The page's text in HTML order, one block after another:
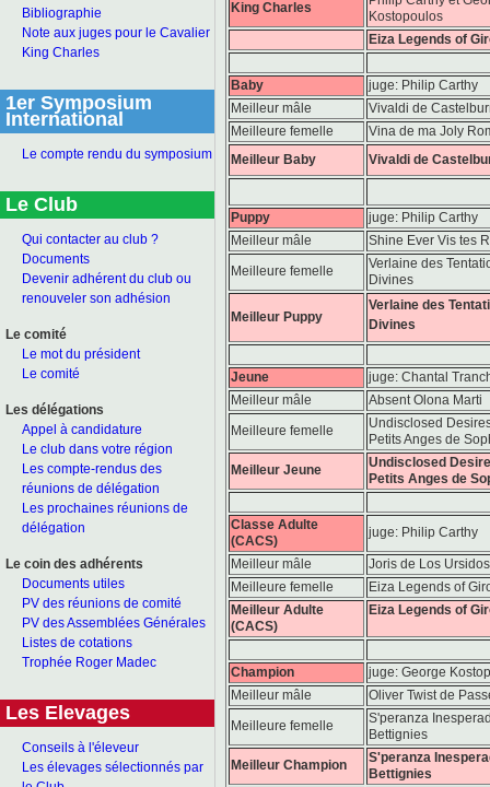
Bibliographie
Note aux juges pour le Cavalier
King Charles
1er Symposium
International
Le compte rendu du symposium
Le Club
Qui contacter au club ?
Documents
Devenir adhérent du club ou
renouveler son adhésion
Le comité
Le mot du président
Le comité
Les délégations
Appel à candidature
Le club dans votre région
Les compte-rendus des
réunions de délégation
Les prochaines réunions de
délégation
Le coin des adhérents
Documents utiles
PV des réunions de comité
PV des Assemblées Générales
Listes de cotations
Trophée Roger Madec
Les Elevages
Conseils à l'éleveur
Les élevages sélectionnés par
King Charles
Kostopoulos
Eiza Legends of
Baby
juge: Philip Carthy
Meilleur mâle
Vivaldi de
Meilleure femelle
Vina de ma Joly
Meilleur Baby
Vivaldi de
Puppy
juge: Philip Carthy
Meilleur mâle
Shine Ever Vis tes
Meilleure femelle
Verlaine des
Divines
Meilleur Puppy
Verlaine des
Divines
Jeune
juge: Chantal
Meilleur mâle
Absent Olona Marti
Meilleure femelle
Undisclosed
Petits Anges de
Meilleur Jeune
Undisclosed
Petits Anges de
Classe Adulte
(CACS)
juge: Philip Carthy
Meilleur mâle
Joris de Los
Meilleure femelle
Eiza Legends of
Meilleur Adulte
(CACS)
Eiza Legends of
Champion
juge: George
Meilleur mâle
Oliver Twist de
Meilleure femelle
S'peranza
Bettignies
Meilleur Champion
S'peranza
Bettignies